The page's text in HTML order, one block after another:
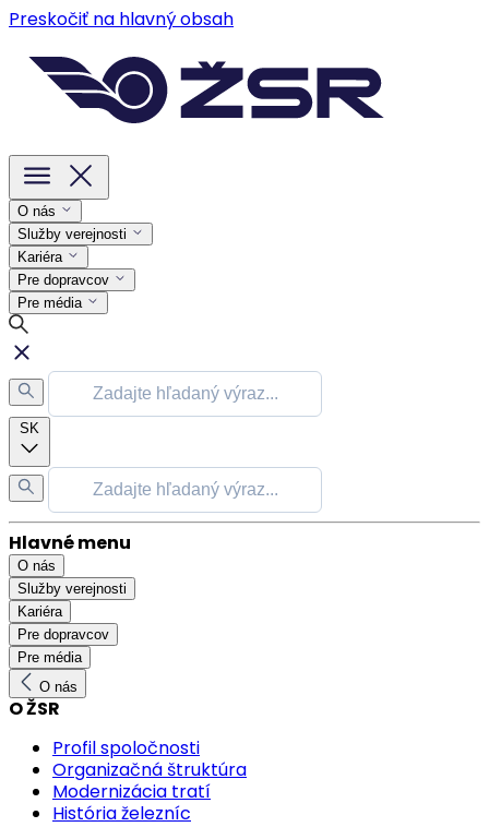
Preskočiť na hlavný obsah
O nás
Služby verejnosti
Kariéra
Pre dopravcov
Pre média
SK
Hlavné menu
O nás
Služby verejnosti
Kariéra
Pre dopravcov
Pre média
O nás
O ŽSR
Profil spoločnosti
Organizačná štruktúra
Modernizácia tratí
História železníc